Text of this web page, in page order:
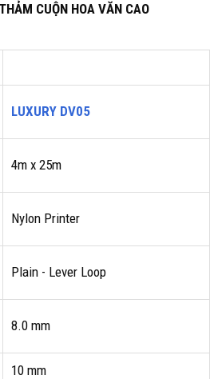
CUỘN HOA VĂN CAO
LUXURY DV05
4m x 25m
Nylon Printer
Plain - Lever Loop
8.0 mm
10 mm